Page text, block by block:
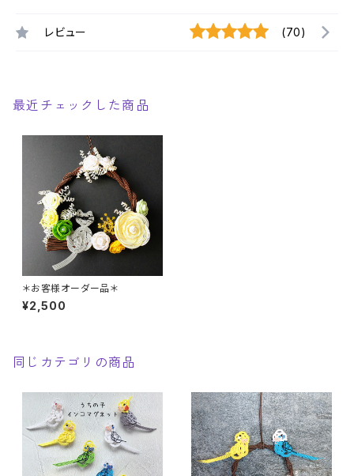
レビュー (70)
最近チェックした商品
＊お客様オーダー品＊
¥2,500
同じカテゴリの商品